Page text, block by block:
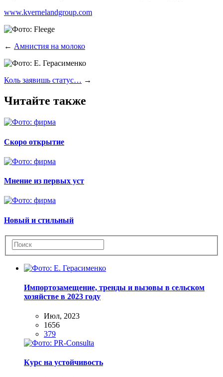
www.kvernelandgroup.com
← Амнистия на молоко
Коль заявишь статус… →
Читайте также
Скоро открытие
Мнение из первых уст
Новый и стильный
Импортозамещение, тренды и вызовы в сельском
хозяйстве в 2023 году
Июл, 2023
1656
379
Курс на устойчивость